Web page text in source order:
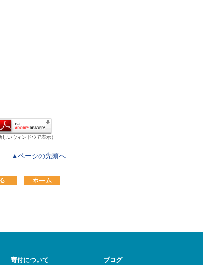
しいウィンドウで表示）
▲ページの先頭へ
寄付について ブログ